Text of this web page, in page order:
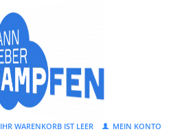
IHR WARENKORB IST LEER MEIN KONTO